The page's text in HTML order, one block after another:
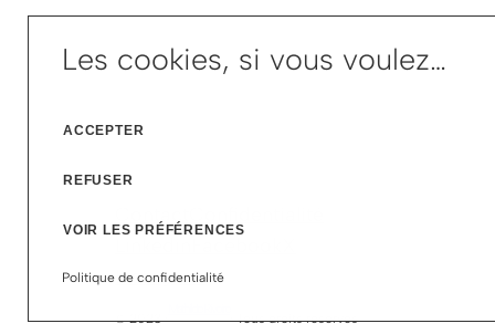
Les cookies, si vous voulez…
ACCEPTER
REFUSER
VOIR LES PRÉFÉRENCES
Politique de confidentialité
Instagram
© 2023 · · Tous droits réservés